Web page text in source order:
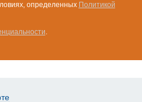
определенных Политикой
.